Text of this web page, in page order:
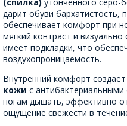
(спилка) утончённого
дарит обуви бархатистость,
обеспечивает комфорт при
мягкий контраст и
имеет подкладки, что
воздухопроницаемость.
Внутренний комфорт создаёт
кожи с
ногам дышать, эффективно
ощущение свежести в